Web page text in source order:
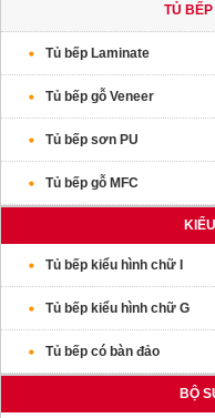
TỦ BẾP
Tủ bếp Laminate
Tủ bếp gỗ Veneer
Tủ bếp sơn PU
Tủ bếp gỗ MFC
Tủ bếp kiểu hình chữ I
Tủ bếp kiểu hình chữ G
Tủ bếp có bàn đảo
BỘ